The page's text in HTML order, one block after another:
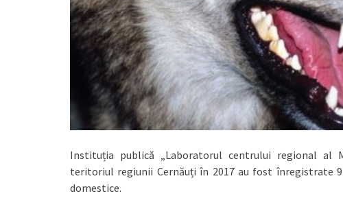
Instituția publică „Laboratorul centrului regional al
teritoriul regiunii Cernăuți în 2017 au fost înregistrate
domestice.